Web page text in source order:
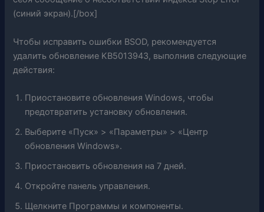
(синий экран).[/box]
Чтобы исправить ошибки BSOD, рекомендуется
удалить обновление KB5013943, выполнив следующие
действия:
Приостановите обновления Windows, чтобы
предотвратить установку обновления.
Выберите «Пуск» > «Параметры» > «Центр
обновления Windows».
Приостановить обновления на 7 дней.
Откройте панель управления.
Щелкните Программы и компоненты.